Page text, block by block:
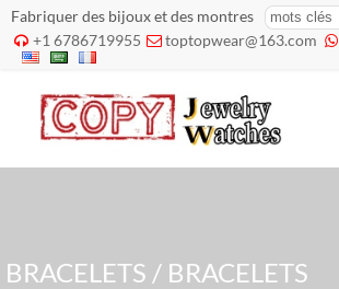
Fabriquer des bijoux et des montres
 +1 6786719955  toptopwear@163.com 
BRACELETS / BRACELETS